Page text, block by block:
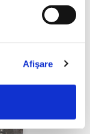
Afişare
orwelliană